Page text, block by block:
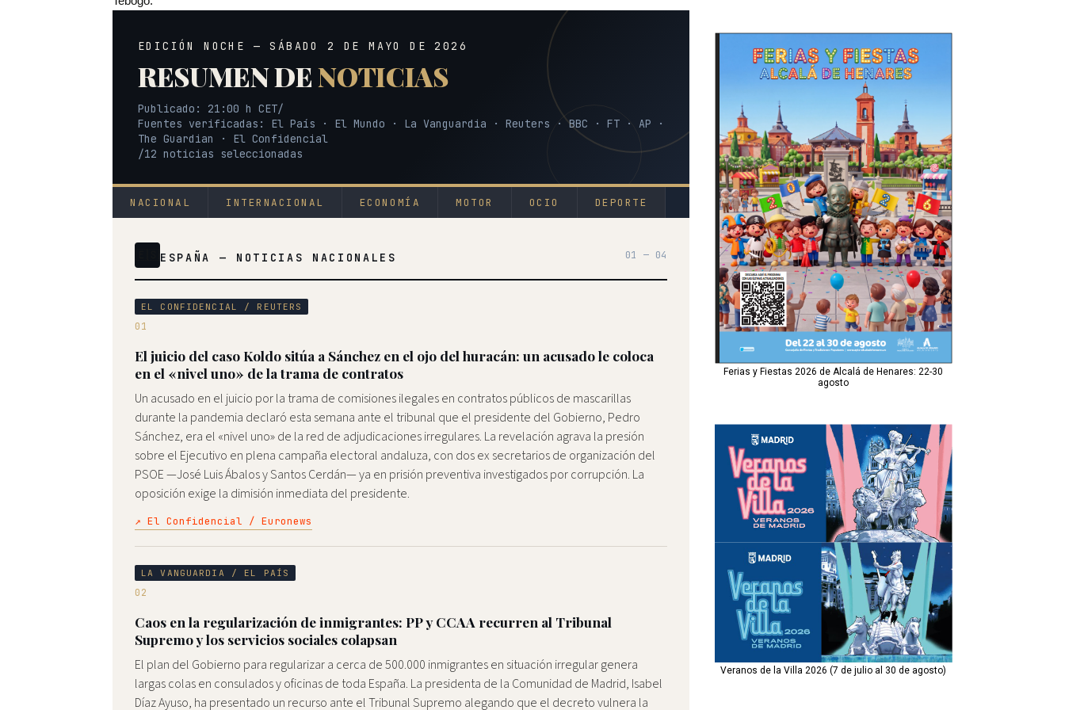
EDICIÓN NOCHE — SÁBADO 2 DE MAYO DE 2026
RESUMEN DENOTICIAS
Publicado: 21:00 h CET/
Fuentes verificadas: El País · El Mundo · La Vanguardia · Reuters · BBC · FT · AP ·
The Guardian · El Confidencial
/12 noticias seleccionadas
NACIONAL INTERNACIONAL ECONOMÍA MOTOR OCIO DEPORTE
ESPAÑA — NOTICIAS NACIONALES 01 — 04
EL CONFIDENCIAL / REUTERS
01
El juicio del caso Koldo sitúa a Sánchez en el ojo del huracán: un acusado le coloca
en el «nivel uno» de la trama de contratos
Un acusado en el juicio por la trama de comisiones ilegales en contratos públicos de mascarillas
durante la pandemia declaró esta semana ante el tribunal que el presidente del Gobierno, Pedro
Sánchez, era el «nivel uno» de la red de adjudicaciones irregulares. La revelación agrava la presión
sobre el Ejecutivo en plena campaña electoral andaluza, con dos ex secretarios de organización del
PSOE —José Luis Ábalos y Santos Cerdán— ya en prisión preventiva investigados por corrupción. La
oposición exige la dimisión inmediata del presidente.
↗ El Confidencial / Euronews
LA VANGUARDIA / EL PAÍS
02
Caos en la regularización de inmigrantes: PP y CCAA recurren al Tribunal
Supremo y los servicios sociales colapsan
El plan del Gobierno para regularizar a cerca de 500.000 inmigrantes en situación irregular genera
largas colas en consulados y oficinas de toda España. La presidenta de la Comunidad de Madrid, Isabel
Díaz Ayuso, ha presentado un recurso ante el Tribunal Supremo alegando que el decreto vulnera la
Ferias y Fiestas 2026 de Alcalá de Henares: 22-30
agosto
Veranos de la Villa 2026 (7 de julio al 30 de agosto)